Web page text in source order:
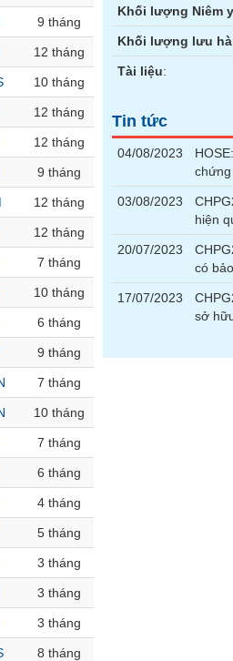
9 tháng
12 tháng
10 tháng
12 tháng
12 tháng
9 tháng
12 tháng
12 tháng
7 tháng
10 tháng
6 tháng
9 tháng
7 tháng
10 tháng
7 tháng
6 tháng
4 tháng
5 tháng
3 tháng
3 tháng
3 tháng
8 tháng
Khối lượng Niêm
Khối lượng lưu
Tài liệu:
Tin tức
04/08/2023
03/08/2023
hiện
20/07/2023
có
17/07/2023
sở